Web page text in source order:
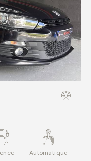
Automatique